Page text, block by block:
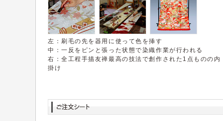
左：刷毛の先を器用に使って色を挿す
中：一反をピンと張った状態で染織作業が行われる
右：全工程手描友禅最高の技法で創作された1点ものの内
掛け